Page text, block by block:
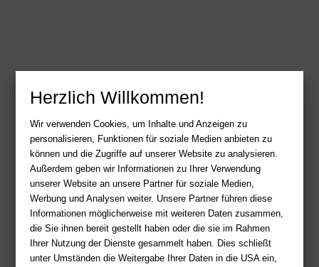
Herzlich Willkommen!
Wir verwenden Cookies, um Inhalte und Anzeigen zu
personalisieren, Funktionen für soziale Medien anbieten zu
können und die Zugriffe auf unserer Website zu analysieren.
Außerdem geben wir Informationen zu Ihrer Verwendung
unserer Website an unsere Partner für soziale Medien,
Werbung und Analysen weiter. Unsere Partner führen diese
Informationen möglicherweise mit weiteren Daten zusammen,
die Sie ihnen bereit gestellt haben oder die sie im Rahmen
Ihrer Nutzung der Dienste gesammelt haben. Dies schließt
unter Umständen die Weitergabe Ihrer Daten in die USA ein,